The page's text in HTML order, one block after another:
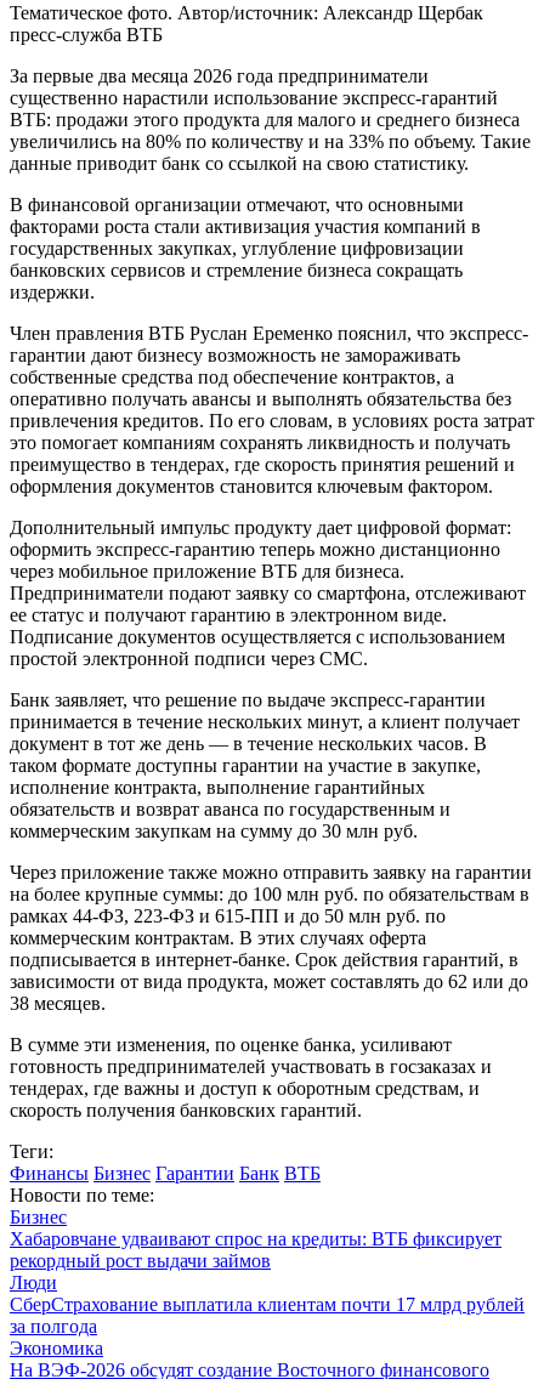
Тематическое фото. Автор/источник: Александр Щербак
пресс-служба ВТБ
За первые два месяца 2026 года предприниматели
существенно нарастили использование экспресс-гарантий
ВТБ: продажи этого продукта для малого и среднего бизнеса
увеличились на 80% по количеству и на 33% по объему. Такие
данные приводит банк со ссылкой на свою статистику.
В финансовой организации отмечают, что основными
факторами роста стали активизация участия компаний в
государственных закупках, углубление цифровизации
банковских сервисов и стремление бизнеса сокращать
издержки.
Член правления ВТБ Руслан Еременко пояснил, что экспресс-
гарантии дают бизнесу возможность не замораживать
собственные средства под обеспечение контрактов, а
оперативно получать авансы и выполнять обязательства без
привлечения кредитов. По его словам, в условиях роста затрат
это помогает компаниям сохранять ликвидность и получать
преимущество в тендерах, где скорость принятия решений и
оформления документов становится ключевым фактором.
Дополнительный импульс продукту дает цифровой формат:
оформить экспресс-гарантию теперь можно дистанционно
через мобильное приложение ВТБ для бизнеса.
Предприниматели подают заявку со смартфона, отслеживают
ее статус и получают гарантию в электронном виде.
Подписание документов осуществляется с использованием
простой электронной подписи через СМС.
Банк заявляет, что решение по выдаче экспресс-гарантии
принимается в течение нескольких минут, а клиент получает
документ в тот же день — в течение нескольких часов. В
таком формате доступны гарантии на участие в закупке,
исполнение контракта, выполнение гарантийных
обязательств и возврат аванса по государственным и
коммерческим закупкам на сумму до 30 млн руб.
Через приложение также можно отправить заявку на гарантии
на более крупные суммы: до 100 млн руб. по обязательствам в
рамках 44-ФЗ, 223-ФЗ и 615-ПП и до 50 млн руб. по
коммерческим контрактам. В этих случаях оферта
подписывается в интернет-банке. Срок действия гарантий, в
зависимости от вида продукта, может составлять до 62 или до
38 месяцев.
В сумме эти изменения, по оценке банка, усиливают
готовность предпринимателей участвовать в госзаказах и
тендерах, где важны и доступ к оборотным средствам, и
скорость получения банковских гарантий.
Теги:
Финансы Бизнес Гарантии Банк ВТБ
Новости по теме:
Бизнес
Хабаровчане удваивают спрос на кредиты: ВТБ фиксирует
рекордный рост выдачи займов
Люди
СберСтрахование выплатила клиентам почти 17 млрд рублей
за полгода
Экономика
На ВЭФ-2026 обсудят создание Восточного финансового